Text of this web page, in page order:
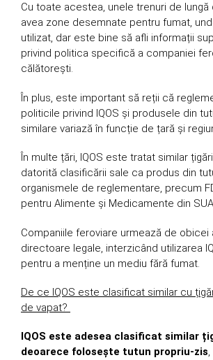
Cu toate acestea, unele trenuri de
avea zone desemnate pentru fumat,
utilizat, dar este bine să afli informații
privind politica specifică a companiei
călătorești.
În plus, este important să reții că
politicile privind IQOS și produsele din
similare variază în funcție de țară și
În multe țări, IQOS este tratat similar
datorită clasificării sale ca produs din
organismele de reglementare, precum
pentru Alimente și Medicamente din
Companiile feroviare urmează de obicei
directoare legale, interzicând utilizarea
pentru a menține un mediu fără fumat.
De ce IQOS este clasificat similar cu
de vapat?
IQOS este adesea clasificat similar
deoarece folosește tutun propriu-zis